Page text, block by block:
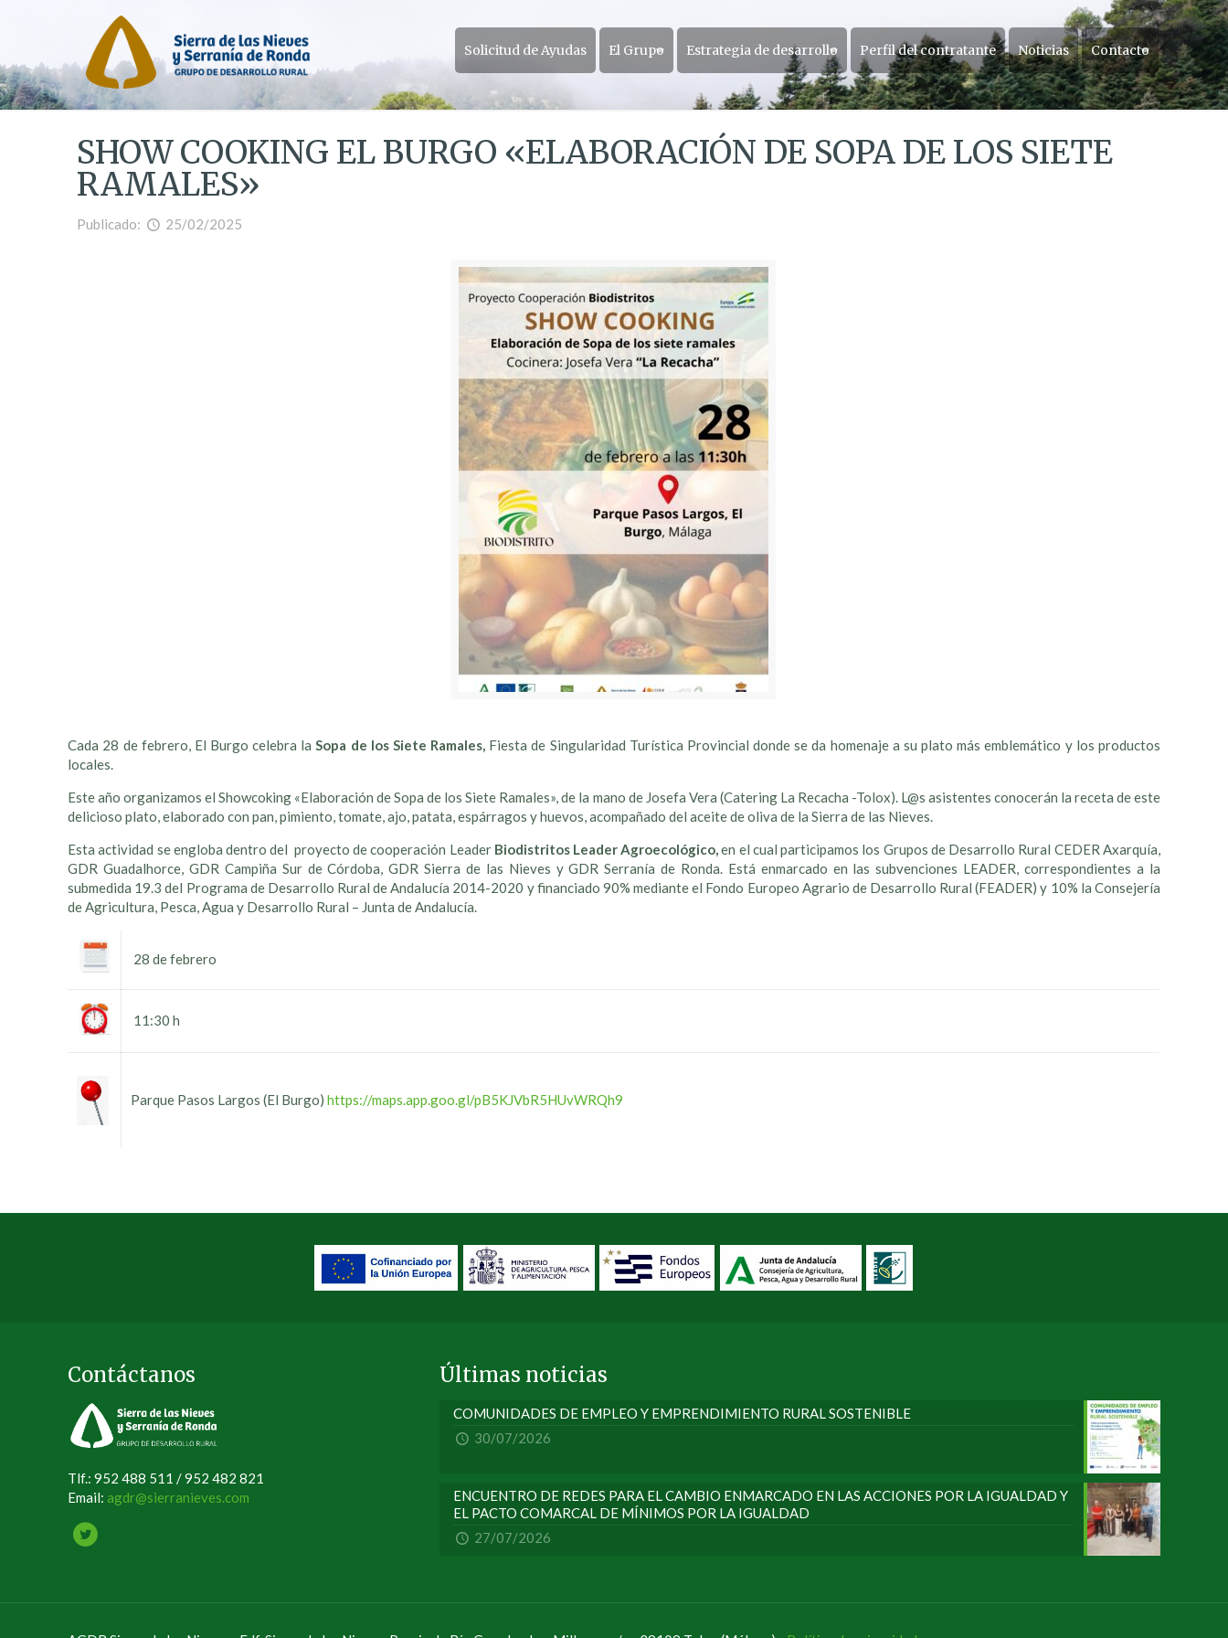
Solicitud de Ayudas El Grupo Estrategia de desarrollo Perfil del contratante Noticias Contacto
SHOW COOKING EL BURGO «ELABORACIÓN DE SOPA DE LOS SIETE
RAMALES»
Publicado: 25/02/2025
Cada 28 de febrero, El Burgo celebra laSopa de los Siete Ramales, Fiesta de Singularidad Turística Provincial donde se da homenaje a su plato más emblemático y los productos
locales.
Este año organizamos el Showcoking «Elaboración de Sopa de los Siete Ramales», de la mano de Josefa Vera (Catering La Recacha -Tolox). L@s asistentes conocerán la receta de este
delicioso plato, elaborado con pan, pimiento, tomate, ajo, patata, espárragos y huevos, acompañado del aceite de oliva de la Sierra de las Nieves.
Esta actividad se engloba dentro del proyecto de cooperación Leader Biodistritos Leader Agroecológico,en el cual participamos los Grupos de Desarrollo Rural CEDER Axarquía,
GDR Guadalhorce, GDR Campiña Sur de Córdoba, GDR Sierra de las Nieves y GDR Serranía de Ronda. Está enmarcado en las subvenciones LEADER, correspondientes a la
submedida 19.3 del Programa de Desarrollo Rural de Andalucía 2014-2020 y financiado 90% mediante el Fondo Europeo Agrario de Desarrollo Rural (FEADER) y 10% la Consejería
de Agricultura, Pesca, Agua y Desarrollo Rural – Junta de Andalucía.
28 de febrero
11:30 h
Parque Pasos Largos (El Burgo)https://maps.app.goo.gl/pB5KJVbR5HUvWRQh9
Contáctanos
Tlf.: 952 488 511 / 952 482 821
Email: agdr@sierranieves.com
Últimas noticias
COMUNIDADES DE EMPLEO Y EMPRENDIMIENTO RURAL SOSTENIBLE
30/07/2026
ENCUENTRO DE REDES PARA EL CAMBIO ENMARCADO EN LAS ACCIONES POR LA IGUALDAD Y
EL PACTO COMARCAL DE MÍNIMOS POR LA IGUALDAD
27/07/2026